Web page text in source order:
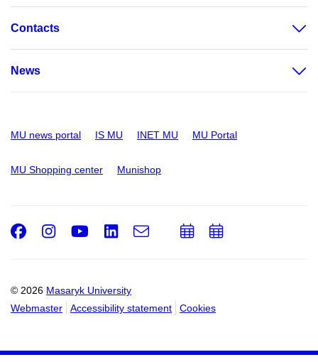
Contacts
News
MU news portal IS MU INET MU MU Portal
MU Shopping center Munishop
© 2026 Masaryk University
Webmaster
Accessibility statement Cookies
Facebook
Instagram
Youtube
LinkedIn
e-
AddAdd